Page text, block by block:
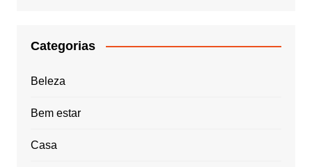
Categorias
Beleza
Bem estar
Casa